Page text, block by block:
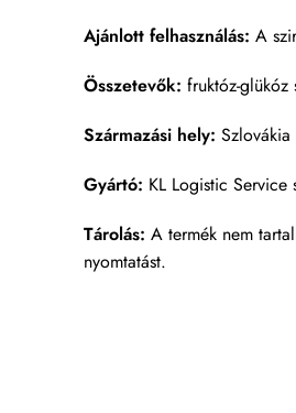
Ajánlott felhasználás: A
Összetevők: fruktóz-
Származási hely: Szlovákia
Gyártó: KL Logistic
Tárolás: A termék nem
nyomtatást.